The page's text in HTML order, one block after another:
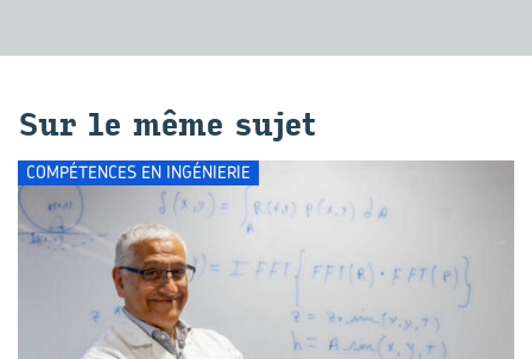
Sur le même sujet
COMPÉTENCES EN INGÉNIERIE